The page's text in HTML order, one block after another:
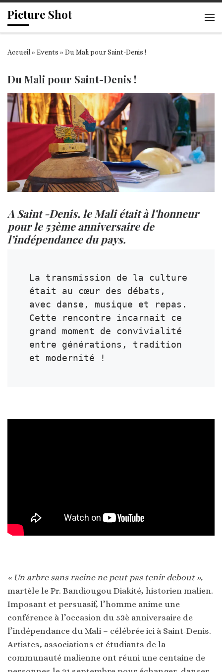
Passer au contenu
Picture Shot
Accueil» Events » Du Mali pour Saint-Denis !
Du Mali pour Saint-Denis !
A Saint -Denis, le Mali était à l’honneur
pour le 53ème anniversaire de
l’indépendance du pays.
La transmission de la culture
était au cœur des débats,
avec danse, musique et repas.
Cette rencontre incarnait ce
grand moment de convivialité
entre générations, tradition
et modernité !
« Un arbre sans racine ne peut pas tenir debout »,
martèle le Pr. Bandiougou Diakité, historien malien.
Imposant et persuasif, l’homme anime une
conférence à l’occasion du 53è anniversaire de
l’indépendance du Mali – célébrée ici à Saint-Denis.
Artistes, associations et étudiants de la
communauté malienne ont réuni une centaine de